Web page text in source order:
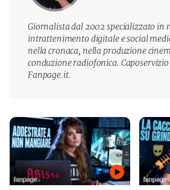
Giornalista dal 2002 specializzato in
intrattenimento digitale e social
nella cronaca, nella produzione
conduzione radiofonica.
Fanpage.it.